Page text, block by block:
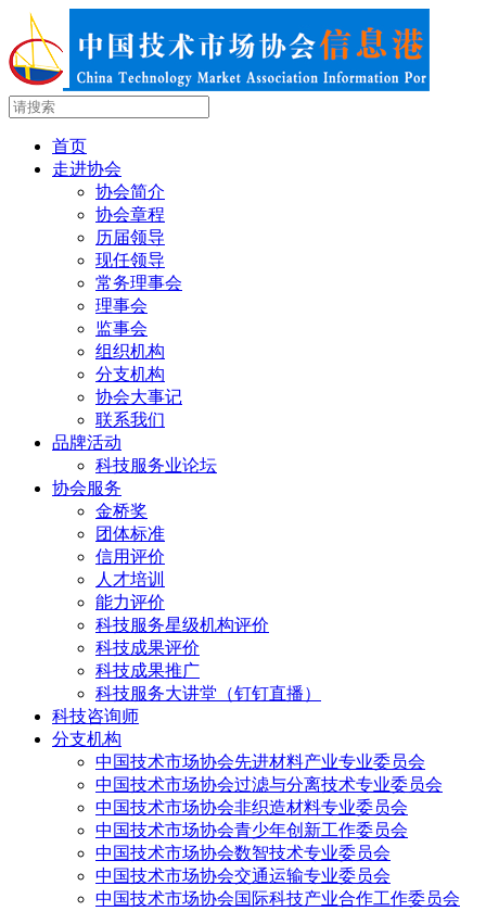
首页
走进协会
协会简介
协会章程
历届领导
现任领导
常务理事会
理事会
监事会
组织机构
分支机构
协会大事记
联系我们
品牌活动
科技服务业论坛
协会服务
金桥奖
团体标准
信用评价
人才培训
能力评价
科技服务星级机构评价
科技成果评价
科技成果推广
科技服务大讲堂（钉钉直播）
科技咨询师
分支机构
中国技术市场协会先进材料产业专业委员会
中国技术市场协会过滤与分离技术专业委员会
中国技术市场协会非织造材料专业委员会
中国技术市场协会青少年创新工作委员会
中国技术市场协会数智技术专业委员会
中国技术市场协会交通运输专业委员会
中国技术市场协会国际科技产业合作工作委员会